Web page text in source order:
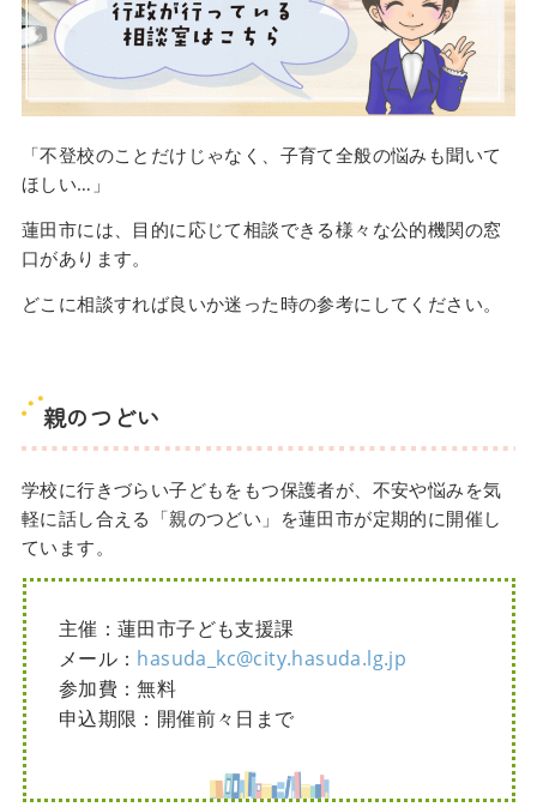
「不登校のことだけじゃなく、子育て全般の悩みも聞いて
ほしい…」
蓮田市には、目的に応じて相談できる様々な公的機関の窓
口があります。
どこに相談すれば良いか迷った時の参考にしてください。
親のつどい
学校に行きづらい子どもをもつ保護者が、不安や悩みを気
軽に話し合える「親のつどい」を蓮田市が定期的に開催し
ています。
主催：蓮田市子ども支援課
メール： hasuda_kc@city.hasuda.lg.jp
参加費：無料
申込期限：開催前々日まで